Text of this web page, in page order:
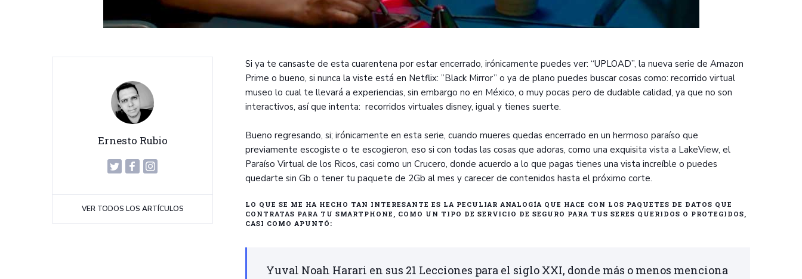
Ernesto Rubio
VER TODOS LOS ARTÍCULOS
Si ya te cansaste de esta cuarentena por estar encerrado, irónicamente puedes ver: “UPLOAD”, la nueva serie de Amazon
Prime o bueno, si nunca la viste está en Netflix: ”Black Mirror” o ya de plano puedes buscar cosas como: recorrido virtual
museo lo cual te llevará a experiencias, sin embargo no en México, o muy pocas pero de dudable calidad, ya que no son
interactivos, así que intenta: recorridos virtuales disney, igual y tienes suerte.
Bueno regresando, si; irónicamente en esta serie, cuando mueres quedas encerrado en un hermoso paraíso que
previamente escogiste o te escogieron, eso si con todas las cosas que adoras, como una exquisita vista a LakeView, el
Paraíso Virtual de los Ricos, casi como un Crucero, donde acuerdo a lo que pagas tienes una vista increíble o puedes
quedarte sin Gb o tener tu paquete de 2Gb al mes y carecer de contenidos hasta el próximo corte.
LO QUE SE ME HA HECHO TAN INTERESANTE ES LA PECULIAR ANALOGÍA QUE HACE CON LOS PAQUETES DE DATOS QUE
CONTRATAS PARA TU SMARTPHONE, COMO UN TIPO DE SERVICIO DE SEGURO PARA TUS SERES QUERIDOS O PROTEGIDOS,
CASI COMO APUNTÓ:
Yuval Noah Harari en sus 21 Lecciones para el siglo XXI, donde más o menos menciona